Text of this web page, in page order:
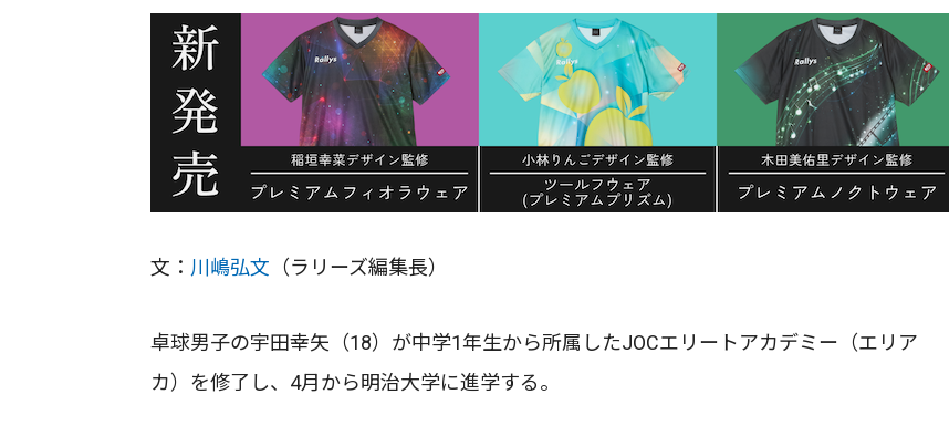
文： 川嶋弘文 （ラリーズ編集長）
卓球男子の宇田幸矢（18）が中学1年生から所属したJOCエリートアカデミー（エリア
カ）を修了し、4月から明治大学に進学する。